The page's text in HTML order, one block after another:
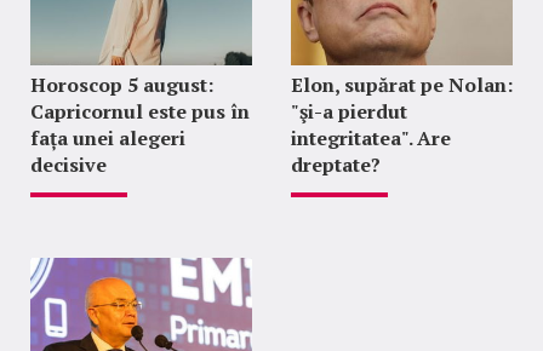
Horoscop 5 august:
Capricornul este pus în
fața unei alegeri
decisive
Elon, supărat pe Nolan:
"şi-a pierdut
integritatea". Are
dreptate?